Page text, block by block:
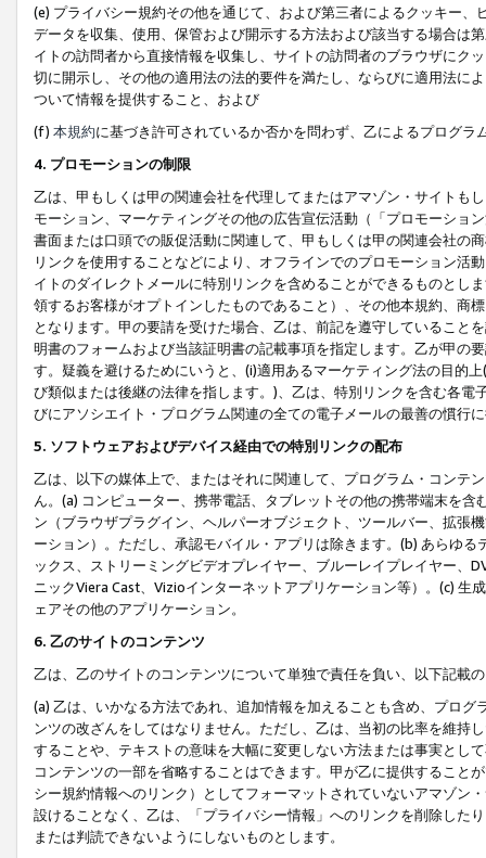
(e) プライバシー規約その他を通じて、および第三者によるクッキー
データを収集、使用、保管および開示する方法および該当する場合は
イトの訪問者から直接情報を収集し、サイトの訪問者のブラウザにク
切に開示し、その他の適用法の法的要件を満たし、ならびに適用法に
ついて情報を提供すること、および
(f) 本規約に基づき許可されているか否かを問わず、乙によるプログ
4. プロモーションの制限
乙は、甲もしくは甲の関連会社を代理してまたはアマゾン・サイトも
モーション、マーケティングその他の広告宣伝活動（「プロモーショ
書面または口頭での販促活動に関連して、甲もしくは甲の関連会社の
リンクを使用することなどにより、オフラインでのプロモーション活
イトのダイレクトメールに特別リンクを含めることができるものとし
領するお客様がオプトインしたものであること）、その他本規約、商
となります。甲の要請を受けた場合、乙は、前記を遵守していること
明書のフォームおよび当該証明書の記載事項を指定します。乙が甲の
す。疑義を避けるためにいうと、(i)適用あるマーケティング法の目的
び類似または後継の法律を指します。)、乙は、特別リンクを含む各
びにアソシエイト・プログラム関連の全ての電子メールの最善の慣行
5. ソフトウェアおよびデバイス経由での特別リンクの配布
乙は、以下の媒体上で、またはそれに関連して、プログラム・コンテ
ん。(a) コンピューター、携帯電話、タブレットその他の携帯端末を
ン（ブラウザプラグイン、ヘルパーオブジェクト、ツールバー、拡張
ーション）。ただし、承認モバイル・アプリは除きます。(b) あらゆ
ックス、ストリーミングビデオプレイヤー、ブルーレイプレイヤー、
ニックViera Cast、Vizioインターネットアプリケーション等）。(c)
ェアその他のアプリケーション。
6. 乙のサイトのコンテンツ
乙は、乙のサイトのコンテンツについて単独で責任を負い、以下記載
(a) 乙は、いかなる方法であれ、追加情報を加えることも含め、プロ
ンツの改ざんをしてはなりません。ただし、乙は、当初の比率を維持
することや、テキストの意味を大幅に変更しない方法または事実とし
コンテンツの一部を省略することはできます。甲が乙に提供すること
シー規約情報へのリンク）としてフォーマットされていないアマゾン
設けることなく、乙は、「プライバシー情報」へのリンクを削除した
または判読できないようにしないものとします。